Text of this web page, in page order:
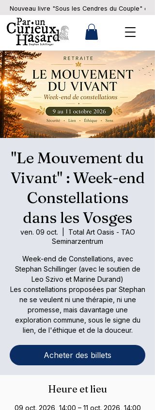
Nouveau livre "Sous les Cendres du Couple" en
"Le Mouvement du
Vivant" : Week-end
Constellations
dans les Vosges
ven. 09 oct.
Total Art Oasis - TAO
Seminarzentrum
Week-end de Constellations, avec
Stephan Schillinger (avec le soutien de
Leo Szivo et Marine Durand)
Les constellations proposées par Stephan
ne se veulent ni une thérapie, ni une
promesse, mais davantage une
exploration commune, sous le signe du
lien, de l'éthique et de la douceur.
Acheter des billets
Heure et lieu
09 oct. 2026, 14:00 – 11 oct. 2026, 14:00